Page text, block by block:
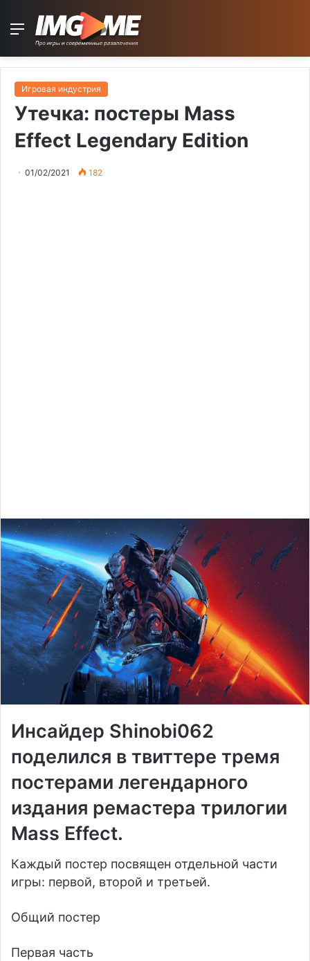
Menu
Игровая индустрия
Утечка: постеры Mass
Effect Legendary Edition
01/02/2021 182
Инсайдер Shinobi062
поделился в твиттере тремя
постерами легендарного
издания ремастера трилогии
Mass Effect.
Каждый постер посвящен отдельной части
игры: первой, второй и третьей.
Общий постер
Первая часть